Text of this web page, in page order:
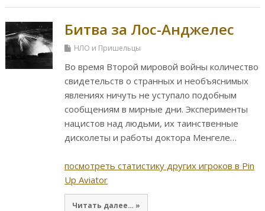
Битва за Лос-Анджелес
НЛО и Пришельцы
Во время Второй мировой войны количество
свидетельств о странных и необъяснимых
явлениях ничуть не уступало подобным
сообщениям в мирные дни. Эксперименты
нацистов над людьми, их таинственные
дисколеты и работы доктора Менгеле…
посмотреть статистику других игроков в Pin
Up Aviator
Читать далее… »